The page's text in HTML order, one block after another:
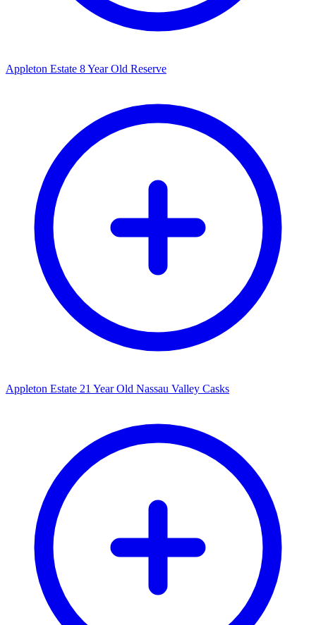
Appleton Estate 8 Year Old Reserve
Appleton Estate 21 Year Old Nassau Valley Casks